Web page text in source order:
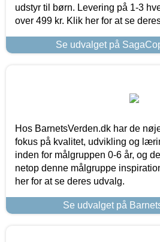
udstyr til børn. Levering på 1-3
over 499 kr. Klik her for at se
Se udvalget på
Hos BarnetsVerden.dk har de
fokus på kvalitet, udvikling og
inden for målgruppen 0-6 år, og
netop denne målgruppe
her for at se deres udvalg.
Se udvalget på